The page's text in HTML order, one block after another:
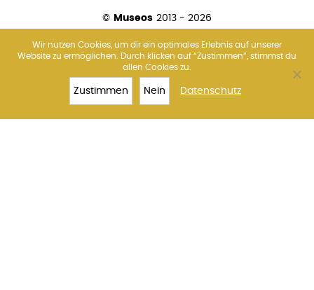
DOGENPALAST
© Museos 2013 - 2026
Amsterdam Barcelona
Florenz
Madrid
Paris Rom Venedig
Wir nutzen Cookies, um dir ein optimales Erlebnis auf unserer
Website zu ermöglichen. Durch klicken auf “Zustimmen”, stimmst du
allen Cookies zu.
Zustimmen Nein Datenschutz